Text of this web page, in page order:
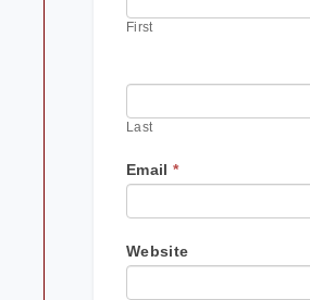
are
human,
blank.
First
Last
Email *
Website